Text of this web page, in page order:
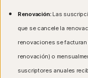
Renovación:Las
que se cancele la
renovaciones se
renovación) o
suscriptores anuales